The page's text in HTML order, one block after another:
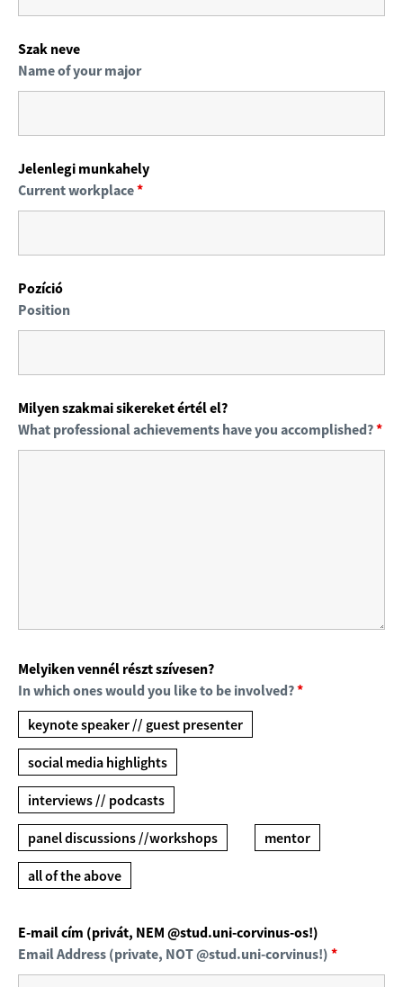
Szak neve
Name of your major
Jelenlegi munkahely
Current workplace*
Pozíció
Position
Milyen szakmai sikereket értél el?
What professional achievements have you accomplished?*
Melyiken vennél részt szívesen?
In which ones would you like to be involved?*
keynote speaker // guest presenter
social media highlights
interviews // podcasts
panel discussions //workshops
mentor
all of the above
E-mail cím (privát, NEM @stud.uni-corvinus-os!)
Email Address (private, NOT @stud.uni-corvinus!)*